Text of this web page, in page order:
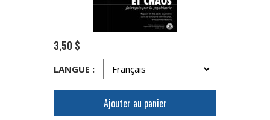
3,50 $
LANGUE :
Ajouter au panier